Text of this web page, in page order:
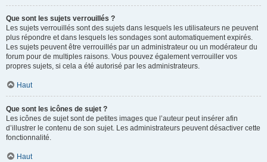
Que sont les sujets verrouillés ?
Les sujets verrouillés sont des sujets dans lesquels les utilisateurs ne peuvent
plus répondre et dans lesquels les sondages sont automatiquement expirés.
Les sujets peuvent être verrouillés par un administrateur ou un modérateur du
forum pour de multiples raisons. Vous pouvez également verrouiller vos
propres sujets, si cela a été autorisé par les administrateurs.
Haut
Que sont les icônes de sujet ?
Les icônes de sujet sont de petites images que l’auteur peut insérer afin
d’illustrer le contenu de son sujet. Les administrateurs peuvent désactiver cette
fonctionnalité.
Haut